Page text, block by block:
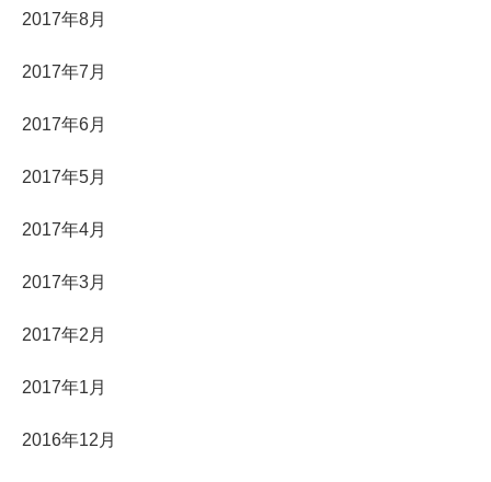
2017年8月
2017年7月
2017年6月
2017年5月
2017年4月
2017年3月
2017年2月
2017年1月
2016年12月